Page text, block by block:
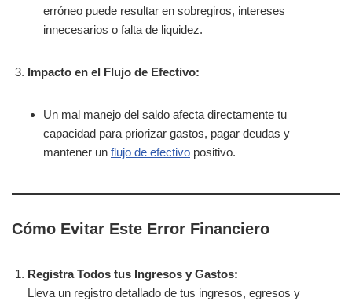
erróneo puede resultar en sobregiros, intereses
innecesarios o falta de liquidez.
Impacto en el Flujo de Efectivo:
Un mal manejo del saldo afecta directamente tu
capacidad para priorizar gastos, pagar deudas y
mantener un flujo de efectivo positivo.
Cómo Evitar Este Error Financiero
Registra Todos tus Ingresos y Gastos:
Lleva un registro detallado de tus ingresos, egresos y